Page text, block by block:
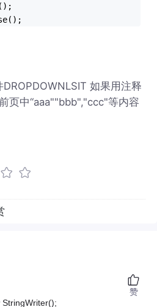
如果用注释
页中“aaa""bbb","ccc"等内容
赞